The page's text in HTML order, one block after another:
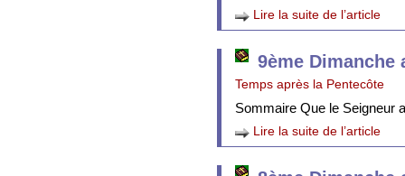
Lire la suite de l’article
9ème Dimanche
Temps après la Pentecôte
Sommaire Que le Seigneur
Lire la suite de l’article